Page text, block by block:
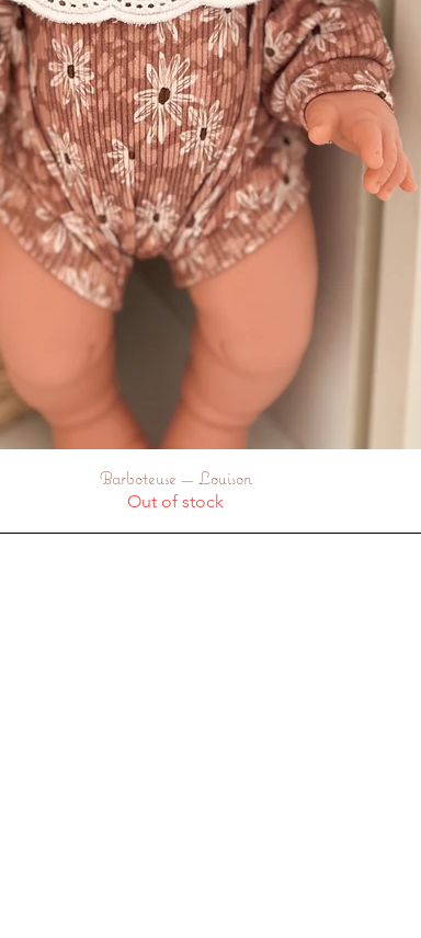
Quick View
Barboteuse — Louison
Out of stock